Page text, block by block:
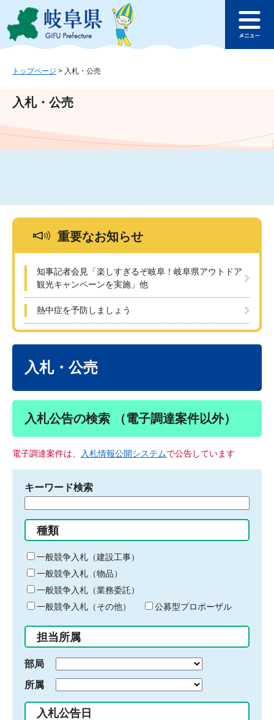
ジ
ュ
文
このページの本文へ
ュ
トップページ > 入札・公売
入札・公売
重要なお知らせ
知事記者会見「楽しすぎるぞ岐阜！岐阜県アウトドア
観光キャンペーンを実施」他
熱中症を予防しましょう
入札・公売
入札公告の検索 （電子調達案件以外）
電子調達案件は、 入札情報公開システムで公告しています
キーワード検索
る
キ
ー
ワ
ー
ド
入
力
種類
一般競争入札（建設工事）
一般競争入札（物品）
一般競争入札（業務委託）
一般競争入札（その他）
公募型プロポーザル
担当所属
部局
所属
入札公告日